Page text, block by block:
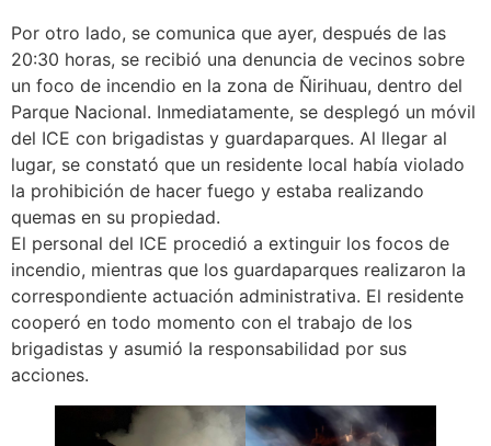
Por otro lado, se comunica que ayer, después de las
20:30 horas, se recibió una denuncia de vecinos sobre
un foco de incendio en la zona de Ñirihuau, dentro del
Parque Nacional. Inmediatamente, se desplegó un móvil
del ICE con brigadistas y guardaparques. Al llegar al
lugar, se constató que un residente local había violado
la prohibición de hacer fuego y estaba realizando
quemas en su propiedad.
El personal del ICE procedió a extinguir los focos de
incendio, mientras que los guardaparques realizaron la
correspondiente actuación administrativa. El residente
cooperó en todo momento con el trabajo de los
brigadistas y asumió la responsabilidad por sus
acciones.